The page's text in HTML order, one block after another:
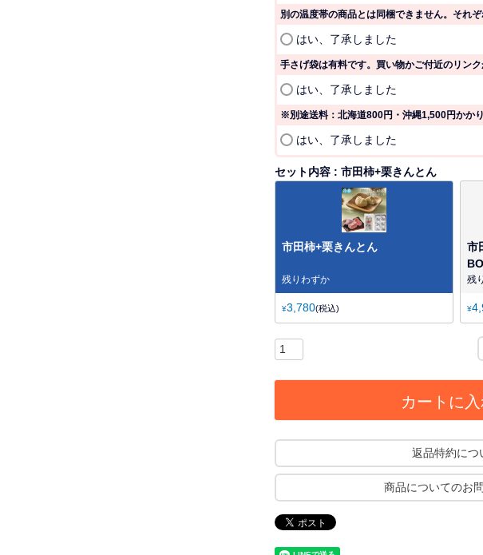
別の温度帯の商品とは同梱できません。それ
はい、了承しました
手さげ袋は有料です。買い物かご付近のリン
はい、了承しました
※別途送料：北海道800円・沖縄1,500円かか
はい、了承しました
セット内容 市田柿+栗きんとん
市田柿+栗きんとん
残りわずか
¥3,780 税込
市
残
¥
カートに
返品特約につ
商品についてのお